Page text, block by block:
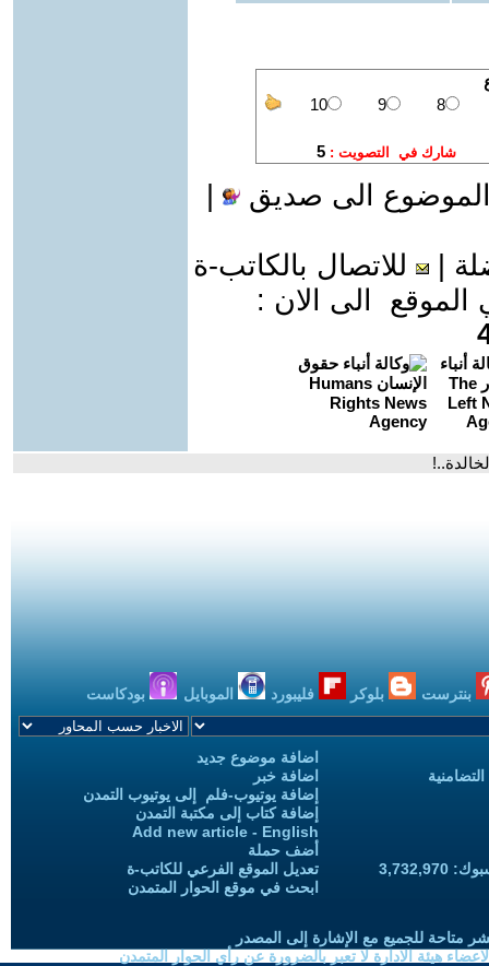
الى صديق
للاتصال بالكاتب-ة
الى الان :
بنترست بلوكر فليبورد الموبايل بودكاست
اضافة موضوع جديد
اضافة خبر
إضافة يوتيوب-فلم إلى يوتيوب التمدن
إضافة كتاب إلى مكتبة التمدن
Add new article - English
أضف حملة
تعديل الموقع الفرعي للكاتب-ة
ابحث في موقع الحوار المتمدن
متاحة للجميع مع الإشارة إلى المصدر
هيئة الادارة لا تعبر بالضرورة عن رأي الحوار المتمدن